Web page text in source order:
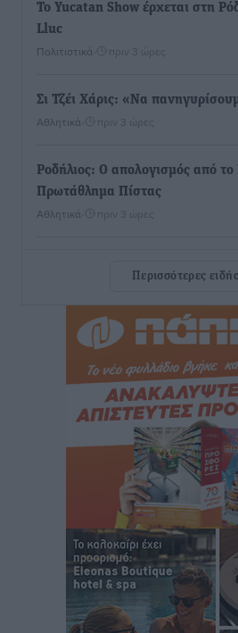
Το Yucatan Show έρχεται στη
Lluc
Πολιτιστικά πριν 3 ώρες
Σι Τζέι Χάρις: «Να
Αθλητικά πριν 3 ώρες
Ροδήλιος: Ο απολογισμός από το
Πρωτάθλημα Πίστας
Αθλητικά πριν 3 ώρες
πριν 3 ώρες
Γ.Σ. Διαγόρας: Εντατική
πριν 3 ώρες
Εθνική Ανδρών: Ραντεβού στο
Αθλητικά• πριν 3 ώρες
ΕΠΟ: Απέσυρε τη στήριξή της
του Ινφαντίνο
Αθλητικά• πριν 3 ώρες
Φοίβος Κω: Το «ευχαριστώ» για
Basketball Festival
Περισσότερες